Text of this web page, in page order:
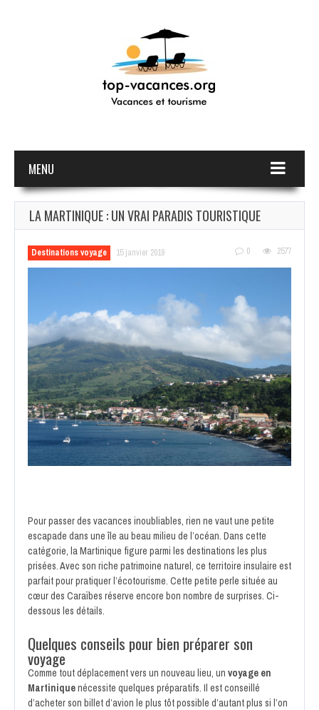
MENU
LA MARTINIQUE : UN VRAI PARADIS TOURISTIQUE
Destinations voyage 15 janvier 2019 0 2577
Pour passer des vacances inoubliables, rien ne vaut une petite
escapade dans une île au beau milieu de l’océan. Dans cette
catégorie, la Martinique figure parmi les destinations les plus
prisées. Avec son riche patrimoine naturel, ce territoire insulaire est
parfait pour pratiquer l’écotourisme. Cette petite perle située au
cœur des Caraïbes réserve encore bon nombre de surprises. Ci-
dessous les détails.
Quelques conseils pour bien préparer son
voyage
Comme tout déplacement vers un nouveau lieu, un voyage en
Martiniquenécessite quelques préparatifs. Il est conseillé
d’acheter son billet d’avion le plus tôt possible d’autant plus si l’on